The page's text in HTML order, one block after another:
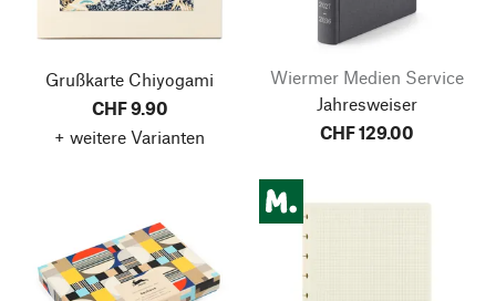
Grußkarte Chiyogami
CHF 9.90
+ weitere Varianten
Wiermer Medien Service
Jahresweiser
CHF 129.00